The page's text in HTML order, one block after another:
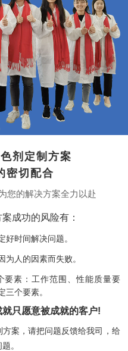
剂定制方案
密切配合
您的解决方案全力以赴
成功的风险有：
好时间解决问题。
为人的因素而失败。
要素：工作范围、性能质量要
三个要素。
只愿意被成就的客户!
案，请把问题反馈给我司， 给
。